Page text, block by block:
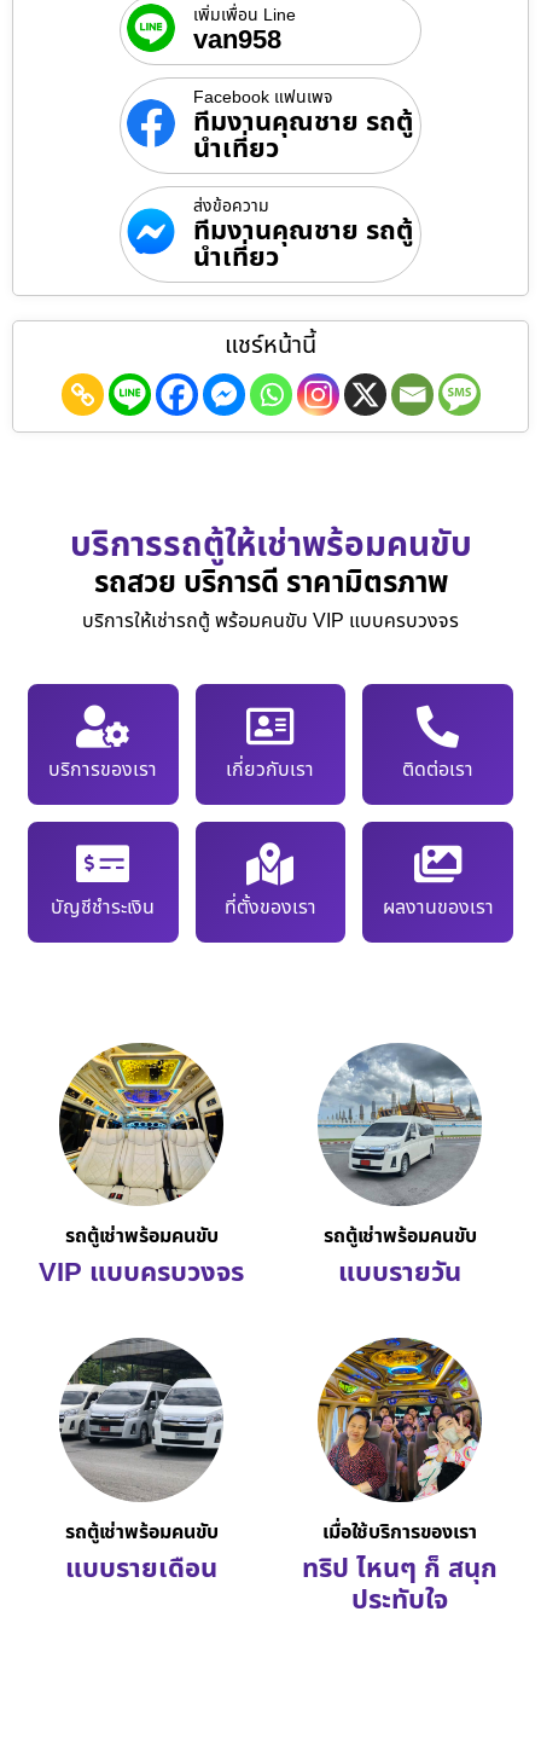
เพิ่มเพื่อน Line
van958
Facebook แฟนเพจ
ทีมงานคุณชาย รถตู้
นำเที่ยว
ส่งข้อความ
ทีมงานคุณชาย รถตู้
นำเที่ยว
แชร์หน้านี้
บริการรถตู้ให้เช่าพร้อมคนขับ
รถสวย บริการดี ราคามิตรภาพ
บริการให้เช่ารถตู้ พร้อมคนขับ VIP แบบครบวงจร
บริการของเรา เกี่ยวกับเรา ติดต่อเรา
บัญชีชำระเงิน ที่ตั้งของเรา ผลงานของเรา
รถตู้เช่าพร้อมคนขับ
VIP แบบครบวงจร
รถตู้เช่าพร้อมคนขับ
แบบรายวัน
รถตู้เช่าพร้อมคนขับ
แบบรายเดือน
เมื่อใช้บริการของเรา
ทริป ไหนๆ ก็ สนุก
ประทับใจ